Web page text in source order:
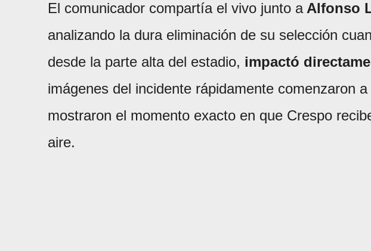
El comunicador compartía el vivo junto aAlfonso
analizando la dura eliminación de su selección
desde la parte alta del estadio, impactó
imágenes del incidente rápidamente comenzaron
mostraron el momento exacto en que Crespo
aire.